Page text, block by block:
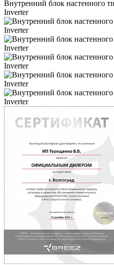
Внутренний блок настенного
Inverter